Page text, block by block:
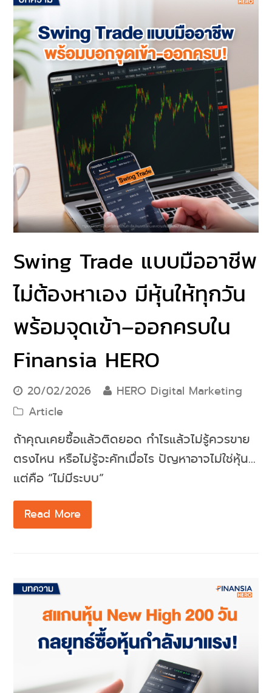
Swing Trade แบบมืออาชีพ
ไม่ต้องหาเอง มีหุ้นให้ทุกวัน
พร้อมจุดเข้า–ออกครบใน
Finansia HERO
20/02/2026
HERO Digital Marketing
Article
ถ้าคุณเคยซื้อแล้วติดยอด กำไรแล้วไม่รู้ควรขาย
ตรงไหน หรือไม่รู้จะคัทเมื่อไร ปัญหาอาจไม่ใช่หุ้น…
แต่คือ “ไม่มีระบบ”
Read More